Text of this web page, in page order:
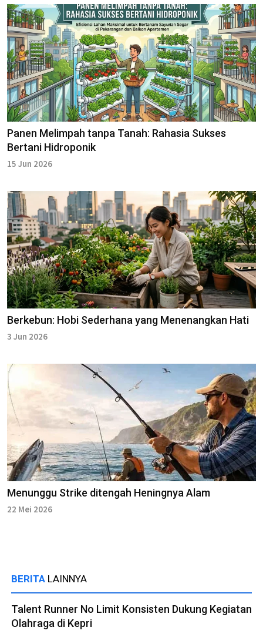
Panen Melimpah tanpa Tanah: Rahasia Sukses
Bertani Hidroponik
15 Jun 2026
Berkebun: Hobi Sederhana yang Menenangkan Hati
3 Jun 2026
Menunggu Strike ditengah Heningnya Alam
22 Mei 2026
BERITA LAINNYA
Talent Runner No Limit Konsisten Dukung Kegiatan
Olahraga di Kepri